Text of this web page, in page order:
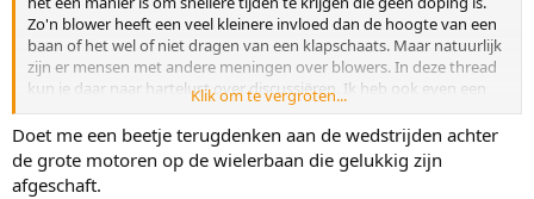
Zo'n blower heeft een veel kleinere invloed dan de hoogte van een
baan of het wel of niet dragen van een klapschaats. Maar natuurlijk
zijn er mensen met andere meningen over blowers. In deze thread
kun je daar naar hartelust over discussiëren. Ik heb ook even een
poll toegevoegd over de blowers.
Klik om te vergroten...
Doet me een beetje terugdenken aan de wedstrijden achter
de grote motoren op de wielerbaan die gelukkig zijn
afgeschaft.